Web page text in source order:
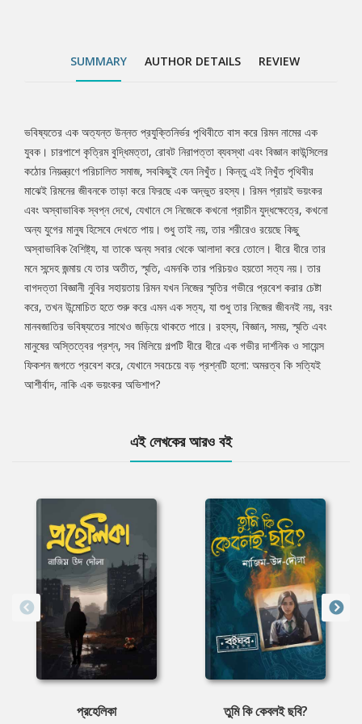
মানুষের অস্তিত্বের প্রশ্ন, সব মিলিয়ে গল্পটি ধীরে ধীরে এক গভীর দার্শনিক ও
SUMMARY AUTHOR DETAILS REVIEW
Tab
Article
ভবিষ্যতের এক অত্যন্ত উন্নত প্রযুক্তিনির্ভর পৃথিবীতে বাস করে রিমন নামের এক
যুবক। চারপাশে কৃত্রিম বুদ্ধিমত্তা, রোবট নিরাপত্তা ব্যবস্থা এবং বিজ্ঞান কাউন্সিলের
কঠোর নিয়ন্ত্রণে পরিচালিত সমাজ, সবকিছুই যেন নিখুঁত। কিন্তু এই নিখুঁত পৃথিবীর
মাঝেই রিমনের জীবনকে তাড়া করে ফিরছে এক অদ্ভুত রহস্য। রিমন প্রায়ই ভয়ংকর
এবং অস্বাভাবিক স্বপ্ন দেখে, যেখানে সে নিজেকে কখনো প্রাচীন যুদ্ধক্ষেত্রে, কখনো
অন্য যুগের মানুষ হিসেবে দেখতে পায়। শুধু তাই নয়, তার শরীরেও রয়েছে কিছু
অস্বাভাবিক বৈশিষ্ট্য, যা তাকে অন্য সবার থেকে আলাদা করে তোলে। ধীরে ধীরে তার
মনে সন্দেহ জন্মায় যে তার অতীত, স্মৃতি, এমনকি তার পরিচয়ও হয়তো সত্য নয়। তার
বাগদত্তা বিজ্ঞানী নুবির সহায়তায় রিমন যখন নিজের স্মৃতির গভীরে প্রবেশ করার চেষ্টা
করে, তখন উন্মোচিত হতে শুরু করে এমন এক সত্য, যা শুধু তার নিজের জীবনই নয়, বরং
মানবজাতির ভবিষ্যতের সাথেও জড়িয়ে থাকতে পারে। রহস্য, বিজ্ঞান, সময়, স্মৃতি এবং
মানুষের অস্তিত্বের প্রশ্ন, সব মিলিয়ে গল্পটি ধীরে ধীরে এক গভীর দার্শনিক ও সায়েন্স
ফিকশন জগতে প্রবেশ করে, যেখানে সবচেয়ে বড় প্রশ্নটি হলো: অমরত্ব কি সত্যিই
আশীর্বাদ, নাকি এক ভয়ংকর অভিশাপ?
এই লেখকের আরও বই
প্রহেলিকা তুমি কি কেবলই ছবি?